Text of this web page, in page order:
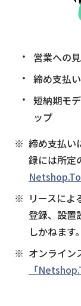
営業への
締め支払
短納期モ
ップ
締め支払い
録には所定
リースに
登録、設置
しかねます
オンライン
「